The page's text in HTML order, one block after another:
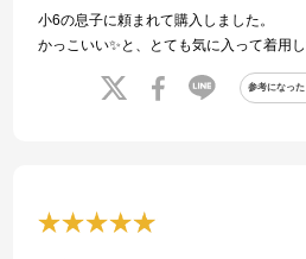
小6の息子に頼まれて購入しました。
かっこいい✨と、とても気に入って着用
参考になった